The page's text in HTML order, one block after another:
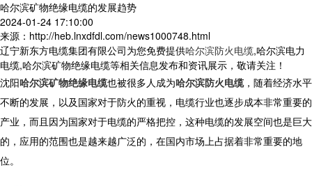
哈尔滨矿物绝缘电缆的发展趋势
2024-01-24 17:10:00
来源：http://heb.lnxdfdl.com/news1000748.html
辽宁新东方电缆集团有限公司为您免费提供哈尔滨防火电缆,哈尔滨电力
电缆,哈尔滨矿物绝缘电缆等相关信息发布和资讯展示，敬请关注！
沈阳哈尔滨矿物绝缘电缆也被很多人成为哈尔滨防火电缆，随着经济水平
不断的发展，以及国家对于防火的重视，电缆行业也逐步成本非常重要的
产业，而且因为国家对于电缆的严格把控，这种电缆的发展空间也是巨大
的，应用的范围也是越来越广泛的，在国内市场上占据着非常重要的地
位。